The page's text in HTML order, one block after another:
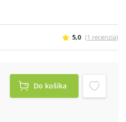
5,0 (1 recenzia)
Do košíka